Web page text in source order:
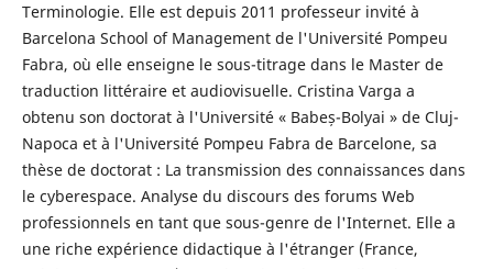
Terminologie. Elle est depuis 2011 professeur invité à
Barcelona School of Management de l'Université Pompeu
Fabra, où elle enseigne le sous-titrage dans le Master de
traduction littéraire et audiovisuelle. Cristina Varga a
obtenu son doctorat à l'Université « Babeș-Bolyai » de Cluj-
Napoca et à l'Université Pompeu Fabra de Barcelone, sa
thèse de doctorat : La transmission des connaissances dans
le cyberespace. Analyse du discours des forums Web
professionnels en tant que sous-genre de l'Internet. Elle a
une riche expérience didactique à l'étranger (France,